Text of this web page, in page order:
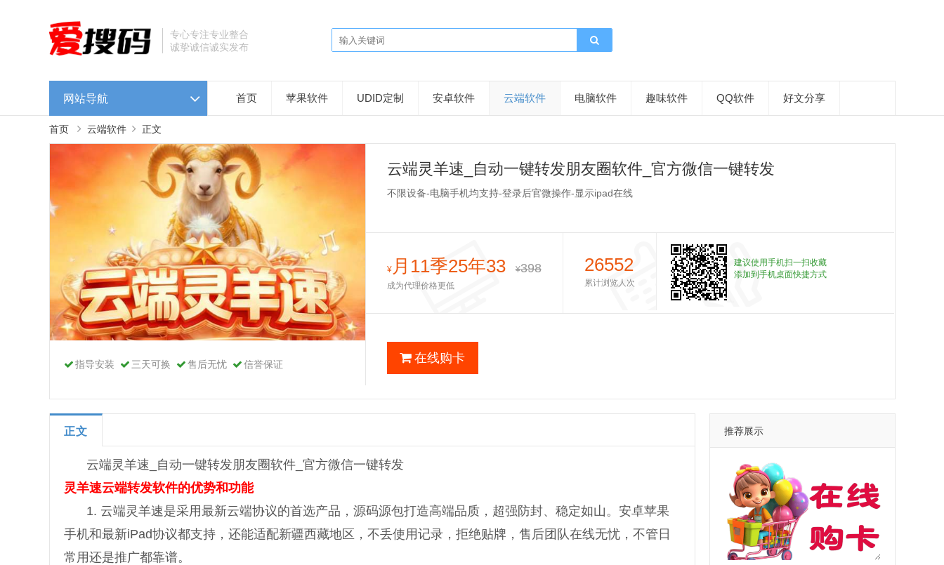
专心专注专业整合
诚挚诚信诚实发布
网站导航 首页 苹果软件 UDID定制 安卓软件 云端软件 电脑软件 趣味软件 QQ软件 好文分享
首页 云端软件 正文
指导安装 三天可换 售后无忧 信誉保证
云端灵羊速_自动一键转发朋友圈软件_官方微信一键转发
不限设备-电脑手机均支持-登录后官微操作-显示ipad在线
¥月11季25年33 ¥398
成为代理价格更低
26552
累计浏览人次
建议使用手机扫一扫收藏
添加到手机桌面快捷方式
在线购卡
正文
云端灵羊速_自动一键转发朋友圈软件_官方微信一键转发
灵羊速云端转发软件的优势和功能
1. 云端灵羊速是采用最新云端协议的首选产品，源码源包打造高端品质，超强防封、稳定如山。安卓苹果
手机和最新iPad协议都支持，还能适配新疆西藏地区，不丢使用记录，拒绝贴牌，售后团队在线无忧，不管日
常用还是推广都靠谱。
推荐展示